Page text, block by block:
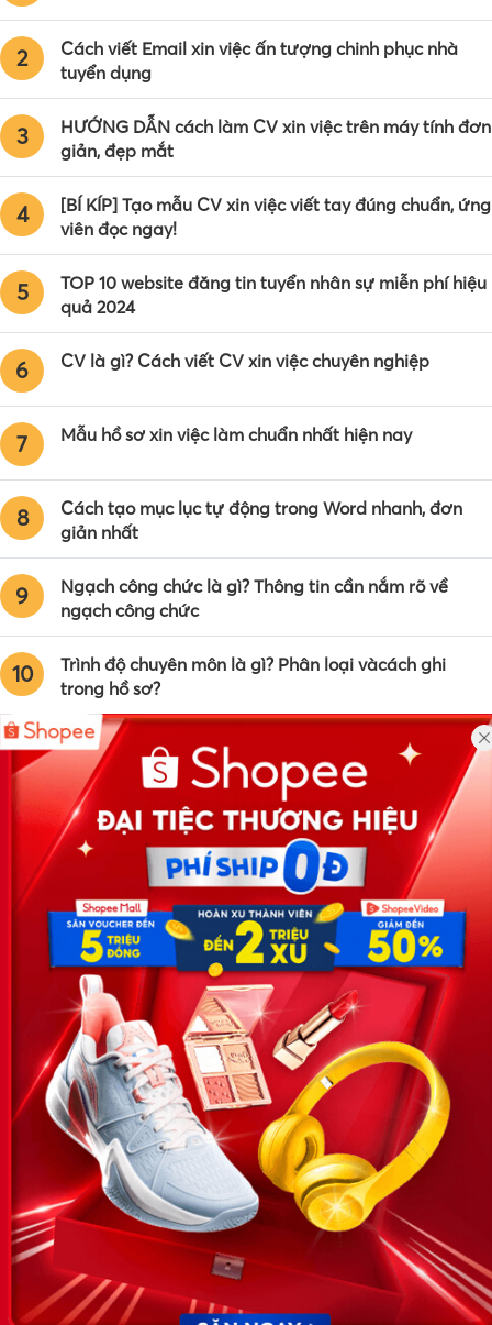
2
Cách viết Email xin việc ấn tượng chinh phục nhà
tuyển dụng
3
HƯỚNG DẪN cách làm CV xin việc trên máy tính đơn
giản, đẹp mắt
4
[BÍ KÍP] Tạo mẫu CV xin việc viết tay đúng chuẩn, ứng
viên đọc ngay!
5
TOP 10 website đăng tin tuyển nhân sự miễn phí hiệu
quả 2024
6 CV là gì? Cách viết CV xin việc chuyên nghiệp
7 Mẫu hồ sơ xin việc làm chuẩn nhất hiện nay
8
Cách tạo mục lục tự động trong Word nhanh, đơn
giản nhất
9
Ngạch công chức là gì? Thông tin cần nắm rõ về
ngạch công chức
10
Trình độ chuyên môn là gì? Phân loại vàcách ghi
trong hồ sơ?
Công ty TNHH Eyeplus Online
Địa chỉ: Số 81, ngõ 68, đường Cầu Giấy, Tổ 05, Phường Quan
Hoa, Quận Cầu Giấy, TP Hà Nội, Việt Nam
SĐT: 0981 448 766
Email:
hotro@timviec.com.vn
VỀ CHÚNG TÔI
News.timviec.com.vn là website cung cấp thông tin liên quan đến
nhân sự, nghề nghiệp do Timviec.com.vn vận hành nhằm giúp
doanh nghiệp, nhân sự tuyển dụng, người đi làm, người tìm việc
cập nhật thông tin và đáp ứng được mong muốn của mình.
KẾT NỐI
Giấy phép hoạt động dịch vụ
việc làm số 54/2019/SLĐTBXH-
GP do Sở lao động thương
binh và xã hội cấp ngày 30
tháng 12 năm 2019.